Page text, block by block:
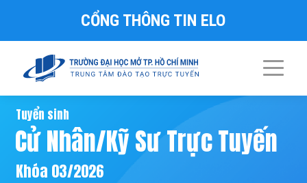
CỔNG THÔNG TIN ELO
Tuyển sinh
Khóa 03/2026
Cử Nhân/Kỹ Sư Trực Tuyến